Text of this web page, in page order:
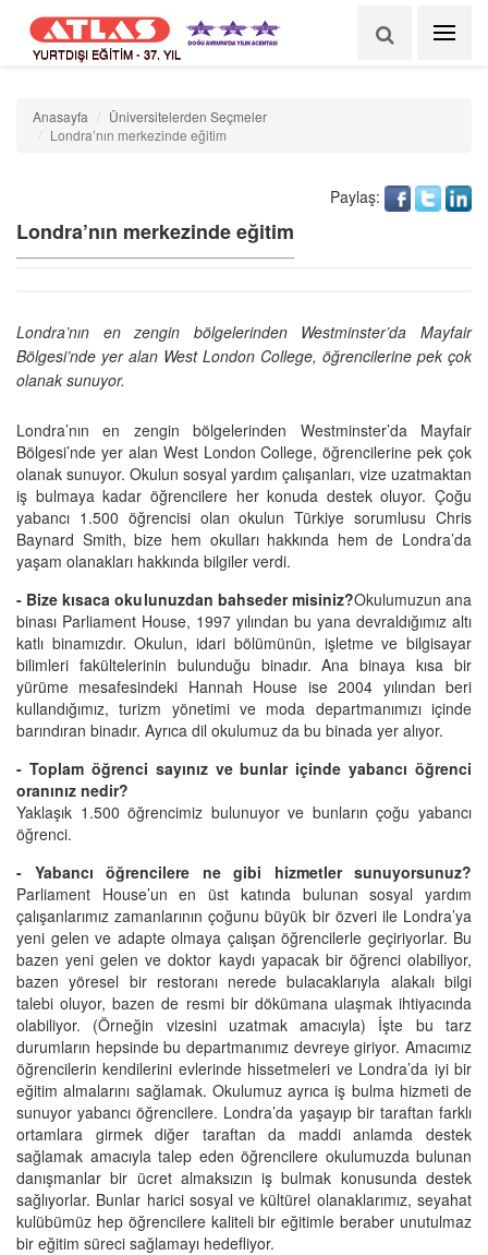
YURTDIŞI EĞİTİM - 37. YIL
Anasayfa
Üniversitelerden Seçmeler
Londra’nın merkezinde eğitim
Londra’nın merkezinde eğitim
Paylaş:
Londra’nın en zengin bölgelerinden Westminster’da Mayfair
Bölgesi’nde yer alan West London College, öğrencilerine pek çok
olanak sunuyor.
Londra’nın en zengin bölgelerinden Westminster’da Mayfair
Bölgesi’nde yer alan West London College, öğrencilerine pek çok
olanak sunuyor. Okulun sosyal yardım çalışanları, vize uzatmaktan
iş bulmaya kadar öğrencilere her konuda destek oluyor. Çoğu
yabancı 1.500 öğrencisi olan okulun Türkiye sorumlusu Chris
Baynard Smith, bize hem okulları hakkında hem de Londra’da
yaşam olanakları hakkında bilgiler verdi.
- Bize kısaca okulunuzdan bahseder misiniz?Okulumuzun ana
binası Parliament House, 1997 yılından bu yana devraldığımız altı
katlı binamızdır. Okulun, idari bölümünün, işletme ve bilgisayar
bilimleri fakültelerinin bulunduğu binadır. Ana binaya kısa bir
yürüme mesafesindeki Hannah House ise 2004 yılından beri
kullandığımız, turizm yönetimi ve moda departmanımızı içinde
barındıran binadır. Ayrıca dil okulumuz da bu binada yer alıyor.
- Toplam öğrenci sayınız ve bunlar içinde yabancı öğrenci
oranınız nedir?
Yaklaşık 1.500 öğrencimiz bulunuyor ve bunların çoğu yabancı
öğrenci.
- Yabancı öğrencilere ne gibi hizmetler sunuyorsunuz?
Parliament House’un en üst katında bulunan sosyal yardım
çalışanlarımız zamanlarının çoğunu büyük bir özveri ile Londra’ya
yeni gelen ve adapte olmaya çalışan öğrencilerle geçiriyorlar. Bu
bazen yeni gelen ve doktor kaydı yapacak bir öğrenci olabiliyor,
bazen yöresel bir restoranı nerede bulacaklarıyla alakalı bilgi
talebi oluyor, bazen de resmi bir dökümana ulaşmak ihtiyacında
olabiliyor. (Örneğin vizesini uzatmak amacıyla) İşte bu tarz
durumların hepsinde bu departmanımız devreye giriyor. Amacımız
öğrencilerin kendilerini evlerinde hissetmeleri ve Londra’da iyi bir
eğitim almalarını sağlamak. Okulumuz ayrıca iş bulma hizmeti de
sunuyor yabancı öğrencilere. Londra’da yaşayıp bir taraftan farklı
ortamlara girmek diğer taraftan da maddi anlamda destek
sağlamak amacıyla talep eden öğrencilere okulumuzda bulunan
danışmanlar bir ücret almaksızın iş bulmak konusunda destek
sağlıyorlar. Bunlar harici sosyal ve kültürel olanaklarımız, seyahat
kulübümüz hep öğrencilere kaliteli bir eğitimle beraber unutulmaz
bir eğitim süreci sağlamayı hedefliyor.